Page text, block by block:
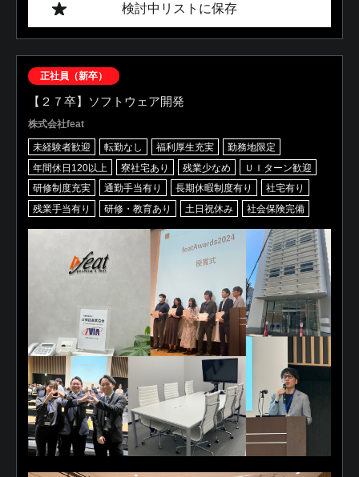
検討中リストに保存
正社員（新卒）
【２７卒】ソフトウェア開発
株式会社feat
未経験者歓迎 転勤なし 福利厚生充実
勤務地限定
年間休日120以上
寮社宅あり 残業少なめ
ＵＩターン歓迎
研修制度充実
通勤手当有り 長期休暇制度有り
社宅有り
残業手当有り
研修・教育あり 土日祝休み 社会保険完備